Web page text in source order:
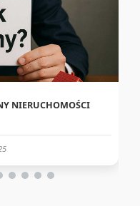
NIERUCHOMOŚCI